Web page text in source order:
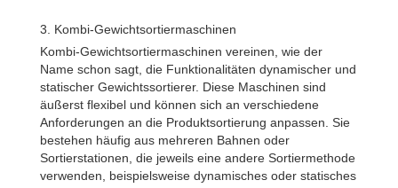
3. Kombi-Gewichtsortiermaschinen
Kombi-Gewichtsortiermaschinen vereinen, wie der
Name schon sagt, die Funktionalitäten dynamischer und
statischer Gewichtssortierer. Diese Maschinen sind
äußerst flexibel und können sich an verschiedene
Anforderungen an die Produktsortierung anpassen. Sie
bestehen häufig aus mehreren Bahnen oder
Sortierstationen, die jeweils eine andere Sortiermethode
verwenden, beispielsweise dynamisches oder statisches